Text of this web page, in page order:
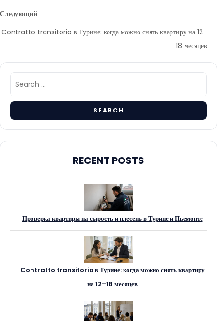
Следующий
Contratto transitorio в Турине: когда можно снять квартиру на 12–
18 месяцев
RECENT POSTS
Проверка квартиры на сырость и плесень в Турине и Пьемонте
Contratto transitorio в Турине: когда можно снять квартиру
на 12–18 месяцев